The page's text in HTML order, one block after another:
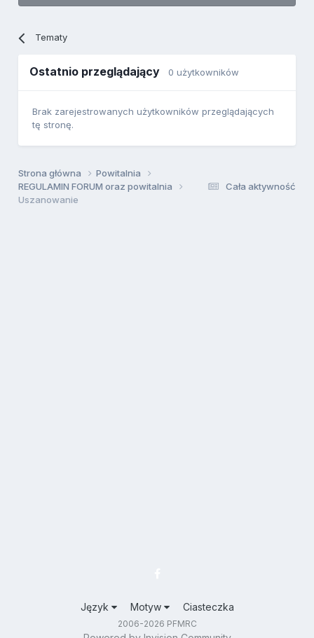
Tematy
Ostatnio przeglądający 0 użytkowników
Brak zarejestrowanych użytkowników przeglądających
tę stronę.
Cała aktywność
Strona główna
Powitalnia
REGULAMIN FORUM oraz powitalnia
Uszanowanie
Język Motyw Ciasteczka
2006-2026 PFMRC